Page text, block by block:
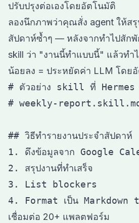
ปรับปรุงต่อเองโดยอัตโนมัติ
ลองนึกภาพว่าคุณสั่ง agent ให้สรุ
สัปดาห์ซ้ำๆ — หลังจากทำไปสักพั
skill ว่า "งานนี้ทำแบบนี้" แล้วทำ
น้อยลง = ประหยัดค่า LLM โดย
# ตัวอย่าง skill ที่ Hermes ส
# weekly-
## วิธีทำรายงานประจำสัปดาห์
1. ดึงข้อมูลจาก Google
2. สรุปงานที่ทำเสร็จ
3. List blockers
เชื่อมต่อ 20+ แพลตฟอร์ม